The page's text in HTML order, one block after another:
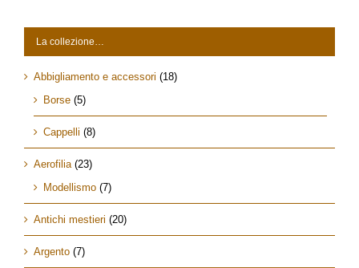
La collezione…
Abbigliamento e accessori (18)
Borse (5)
Cappelli (8)
Aerofilia (23)
Modellismo (7)
Antichi mestieri (20)
Argento (7)